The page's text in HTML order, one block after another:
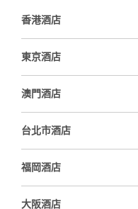
香港酒店
東京酒店
澳門酒店
台北市酒店
福岡酒店
大阪酒店